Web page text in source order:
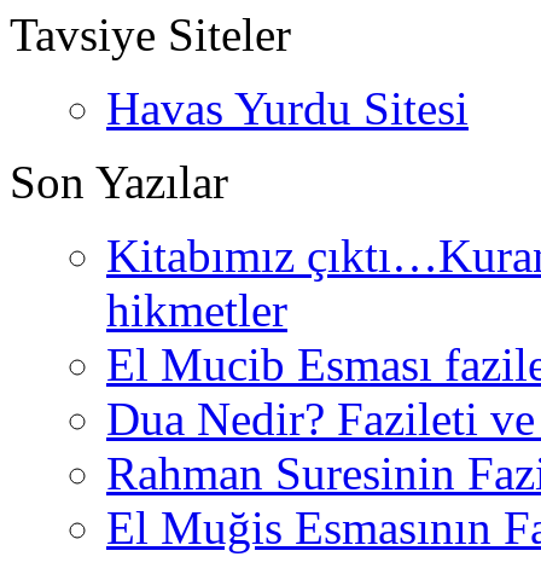
Tavsiye Siteler
Havas Yurdu Sitesi
Son Yazılar
Kitabımız
hikmetler
El Mucib Esması
Dua Nedir? Fazileti
Rahman Suresinin
El Muğis Esmasının